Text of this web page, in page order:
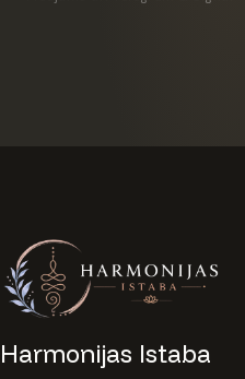
Harmonijas Istaba